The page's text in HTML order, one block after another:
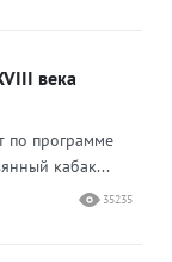
века
по программе
кабак...
35235